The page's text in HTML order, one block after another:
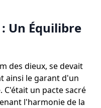
Un Équilibre
des dieux, se devait
ainsi le garant d'un
un pacte sacré
l'harmonie de la